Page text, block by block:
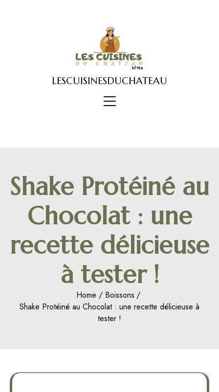
LESCUISINESDUCHATEAU
Shake Protéiné au
Chocolat : une
recette délicieuse
à tester !
Home
Boissons
Shake Protéiné au Chocolat : une recette délicieuse à
tester !